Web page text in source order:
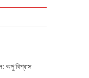
অপু বিশ্বাস